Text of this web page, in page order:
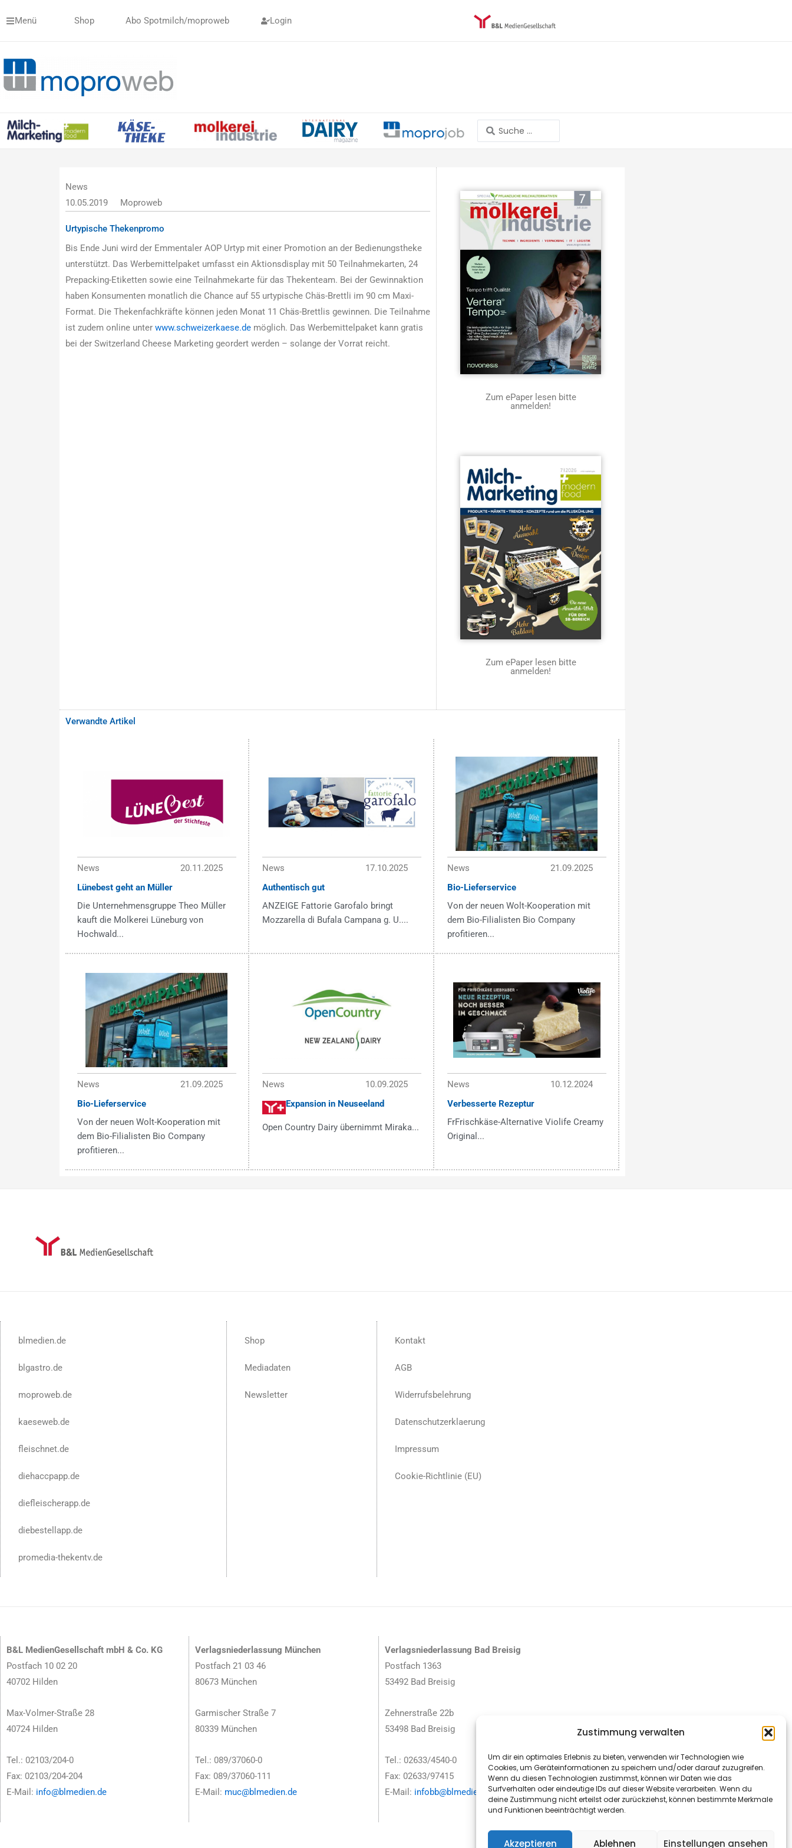
Zustimmung verwalten
Um dir ein optimales Erlebnis zu bieten, verwenden wir Technologien wie
Cookies, um Geräteinformationen zu speichern und/oder darauf zuzugreifen.
Wenn du diesen Technologien zustimmst, können wir Daten wie das
Surfverhalten oder eindeutige IDs auf dieser Website verarbeiten. Wenn du
deine Zustimmung nicht erteilst oder zurückziehst, können bestimmte Merkmale
und Funktionen beeinträchtigt werden.
Akzeptieren Ablehnen Einstellungen ansehen
InhaltMenü Shop Abo Spotmilch/moproweb Login
Search
...
News
10.05.2019
Moproweb
Urtypische Thekenpromo
Bis Ende Juni wird der Emmentaler AOP Urtyp mit einer Promotion an der Bedienungstheke
unterstützt. Das Werbemittelpaket umfasst ein Aktionsdisplay mit 50 Teilnahmekarten, 24
Prepacking-Etiketten sowie eine Teilnahmekarte für das Thekenteam. Bei der Gewinnaktion
haben Konsumenten monatlich die Chance auf 55 urtypische Chäs-Brettli im 90 cm Maxi-
Format. Die Thekenfachkräfte können jeden Monat 11 Chäs-Brettlis gewinnen. Die Teilnahme
ist zudem online unter www.schweizerkaese.demöglich. Das Werbemittelpaket kann gratis
bei der Switzerland Cheese Marketing geordert werden – solange der Vorrat reicht.
Zum ePaper lesen bitte
anmelden!
Zum ePaper lesen bitte
anmelden!
Verwandte Artikel
News
20.11.2025
Lünebest geht an Müller
Die Unternehmensgruppe Theo Müller
kauft die Molkerei Lüneburg von
Hochwald...
News
17.10.2025
Authentisch gut
ANZEIGE Fattorie Garofalo bringt
Mozzarella di Bufala Campana g. U....
News
21.09.2025
Bio-Lieferservice
Von der neuen Wolt-Kooperation mit
dem Bio-Filialisten Bio Company
profitieren...
News
21.09.2025
Bio-Lieferservice
Von der neuen Wolt-Kooperation mit
dem Bio-Filialisten Bio Company
profitieren...
News
10.09.2025
Expansion in Neuseeland
Open Country Dairy übernimmt Miraka...
News
10.12.2024
Verbesserte Rezeptur
FrFrischkäse-Alternative Violife Creamy
Original...
blmedien.de
blgastro.de
moproweb.de
kaeseweb.de
fleischnet.de
diehaccpapp.de
diefleischerapp.de
diebestellapp.de
promedia-thekentv.de
Shop
Mediadaten
Newsletter
Kontakt
AGB
Widerrufsbelehrung
Datenschutzerklaerung
Impressum
Cookie-Richtlinie (EU)
B&L MedienGesellschaft mbH & Co. KG
Postfach 10 02 20
40702 Hilden
Max-Volmer-Straße 28
40724 Hilden
Tel.: 02103/204-0
Fax: 02103/204-204
E-Mail: info@blmedien.de
Verlagsniederlassung München
Postfach 21 03 46
80673 München
Garmischer Straße 7
80339 München
Tel.: 089/37060-0
Fax: 089/37060-111
E-Mail: muc@blmedien.de
Verlagsniederlassung Bad Breisig
Postfach 1363
53492 Bad Breisig
Zehnerstraße 22b
53498 Bad Breisig
Tel.: 02633/4540-0
Fax: 02633/97415
E-Mail: infobb@blmedien.de